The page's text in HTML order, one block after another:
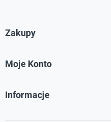
Zakupy
Moje Konto
Informacje